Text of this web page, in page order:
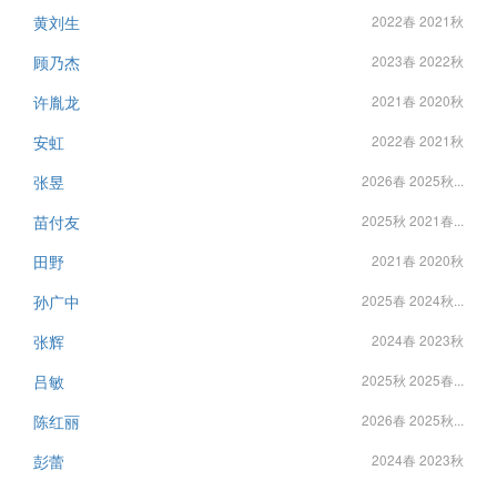
黄刘生 2022春 2021秋
顾乃杰 2023春 2022秋
许胤龙 2021春 2020秋
安虹 2022春 2021秋
张昱 2026春 2025秋...
苗付友 2025秋 2021春...
田野 2021春 2020秋
孙广中 2025春 2024秋...
张辉 2024春 2023秋
吕敏 2025秋 2025春...
陈红丽 2026春 2025秋...
彭蕾 2024春 2023秋